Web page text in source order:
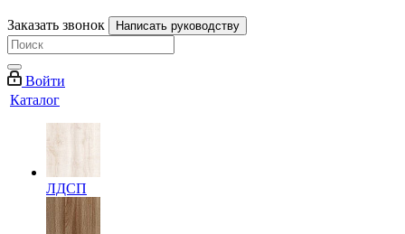
Заказать звонок Написать руководству
Войти
Каталог
ЛДСП